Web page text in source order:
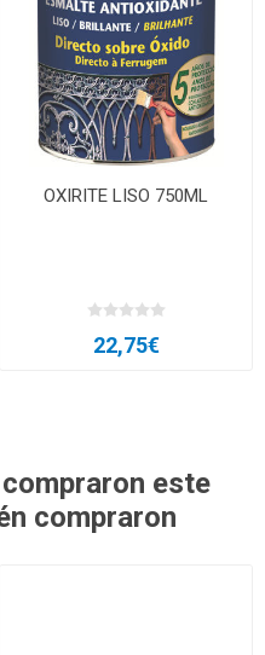
OXIRITE LISO 750ML
22,75€
este
compraron